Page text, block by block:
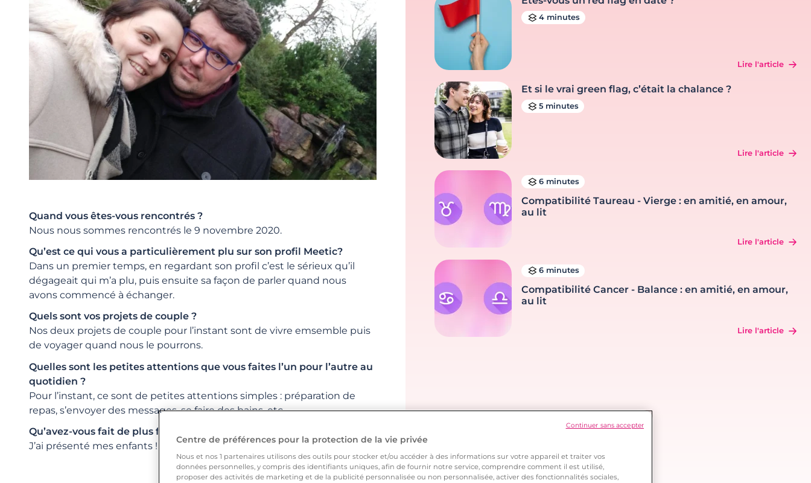
Quand vous êtes-vous rencontrés ?
Nous nous sommes rencontrés le 9 novembre 2020.
Qu’est ce qui vous a particulièrement plu sur son profil Meetic?
Dans un premier temps, en regardant son profil c’est le sérieux qu’il
dégageait qui m’a plu, puis ensuite sa façon de parler quand nous
avons commencé à échanger.
Quels sont vos projets de couple ?
Nos deux projets de couple pour l’instant sont de vivre emsemble puis
de voyager quand nous le pourrons.
Quelles sont les petites attentions que vous faites l’un pour l’autre au
quotidien ?
Pour l’instant, ce sont de petites attentions simples : préparation de
repas, s’envoyer des messages, se faire des bains, etc…
Qu’avez-vous fait de plus fou pour lui/elle ?
J’ai présenté mes enfants !!!
4 minutes
Lire l'article
Et si le vrai green flag, c’était la chalance ?
5 minutes
Lire l'article
6 minutes
Compatibilité Taureau - Vierge : en amitié, en amour,
au lit
Lire l'article
6 minutes
Compatibilité Cancer - Balance : en amitié, en amour,
au lit
Lire l'article
Centre de préférences pour la protection de la vie privée
Nous et nos 1 partenaires utilisons des outils pour stocker et/ou accéder à des informations sur votre appareil et traiter vos
données personnelles, y compris des identifiants uniques, afin de fournir notre service, comprendre comment il est utilisé,
proposer des activités de marketing et de la publicité personnalisée ou non personnalisée, activer des fonctionnalités sociales,
Continuer sans accepter